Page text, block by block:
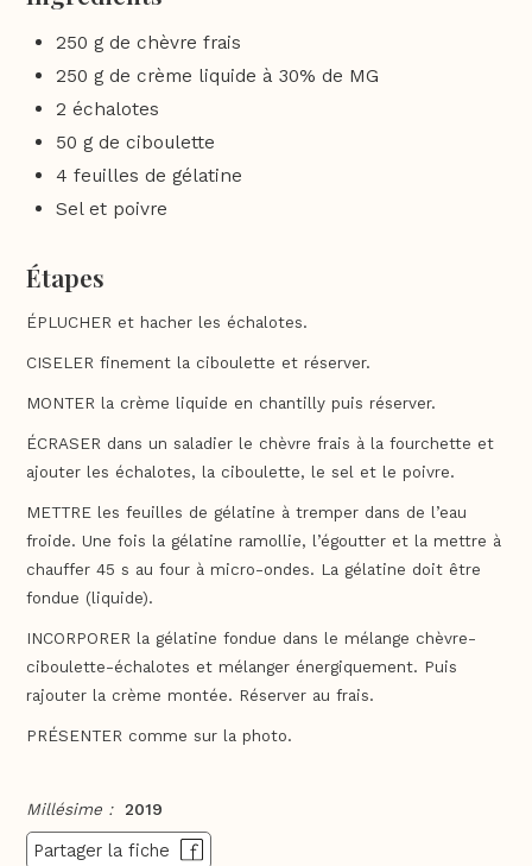
250 g de chèvre frais
250 g de crème liquide à 30% de MG
2 échalotes
50 g de ciboulette
4 feuilles de gélatine
Sel et poivre
Étapes
ÉPLUCHER et hacher les échalotes.
CISELER finement la ciboulette et réserver.
MONTER la crème liquide en chantilly puis réserver.
ÉCRASER dans un saladier le chèvre frais à la fourchette et
ajouter les échalotes, la ciboulette, le sel et le poivre.
METTRE les feuilles de gélatine à tremper dans de l’eau
froide. Une fois la gélatine ramollie, l’égoutter et la mettre à
chauffer 45 s au four à micro-ondes. La gélatine doit être
fondue (liquide).
INCORPORER la gélatine fondue dans le mélange chèvre-
ciboulette-échalotes et mélanger énergiquement. Puis
rajouter la crème montée. Réserver au frais.
PRÉSENTER comme sur la photo.
Millésime : 2019
Partager la fiche